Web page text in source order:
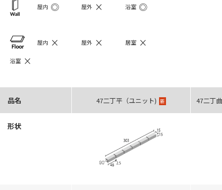
屋内 ◎ 屋外 × 浴室 ◎
屋内 × 屋外 × 居室 ×
浴室 ×
品名 47二丁平（ユニット) 新 47二丁
形状